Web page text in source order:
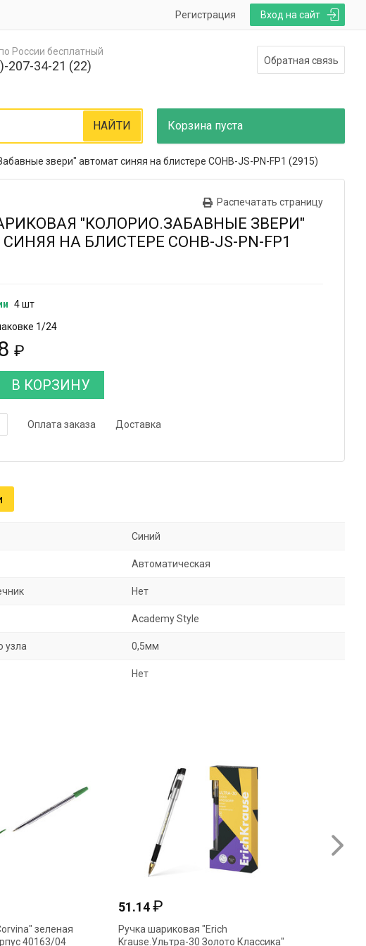
Вход на сайт
Регистрация
России бесплатный
207-34-21 (22) Обратная связь
Корзина пуста
НАЙТИ
звери" автомат синяя на блистере COHB-JS-PN-FP1 (2915)
Распечатать страницу
"КОЛОРИО.ЗАБАВНЫЕ ЗВЕРИ"
НА БЛИСТЕРЕ COHB-JS-PN-FP1
4 шт
1/24
₽
В КОРЗИНУ
Оплата заказа Доставка
Синий
Автоматическая
Нет
Academy Style
узла 0,5мм
Нет
зеленая
40163/04
51.14₽
Ручка шариковая "Erich
Krause.Ультра-30 Золото Классика"